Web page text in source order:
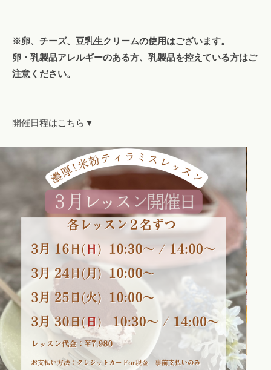
※卵、チーズ、豆乳生クリームの使用はございます。
卵・乳製品アレルギーのある方、乳製品を控えている方はご
注意ください。
開催日程はこちら▼